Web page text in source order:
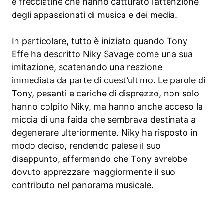
degli appassionati di musica e dei media.
In particolare, tutto è iniziato quando Tony
Effe ha descritto Niky Savage come una sua
imitazione, scatenando una reazione
immediata da parte di quest’ultimo. Le parole di
Tony, pesanti e cariche di disprezzo, non solo
hanno colpito Niky, ma hanno anche acceso la
miccia di una faida che sembrava destinata a
degenerare ulteriormente. Niky ha risposto in
modo deciso, rendendo palese il suo
disappunto, affermando che Tony avrebbe
dovuto apprezzare maggiormente il suo
contributo nel panorama musicale.